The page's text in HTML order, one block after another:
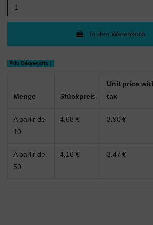
In den Warenkorb
Prix Dégressifs :
Menge Stückpreis
Unit price
tax
A partir de
10
4,68 € 3.90 €
A partir de
50
4,16 € 3.47 €